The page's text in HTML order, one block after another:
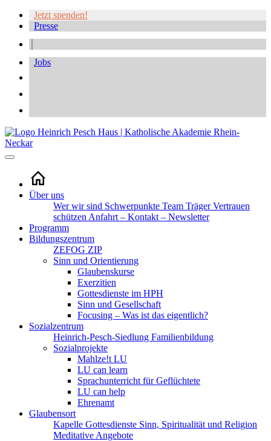
Jetzt spenden!
Presse
Jobs
Über uns
Wer wir sind Schwerpunkte Team TrägerVertrauen
schützen Anfahrt – Kontakt – Newsletter
Programm
Bildungszentrum
ZEFOG ZIP
Sinn und Orientierung
Glaubenskurse
Exerzitien
Gottesdienste im HPH
Sinn und Gesellschaft
Focusing – Was ist das eigentlich?
Sozialzentrum
Heinrich-Pesch-Siedlung Familienbildung
Sozialprojekte
Mahlze!t LU
LU can learn
Sprachunterricht für Geflüchtete
LU can help
Ehrenamt
Glaubensort
Kapelle Gottesdienste Sinn, Spiritualität und Religion
Meditative Angebote